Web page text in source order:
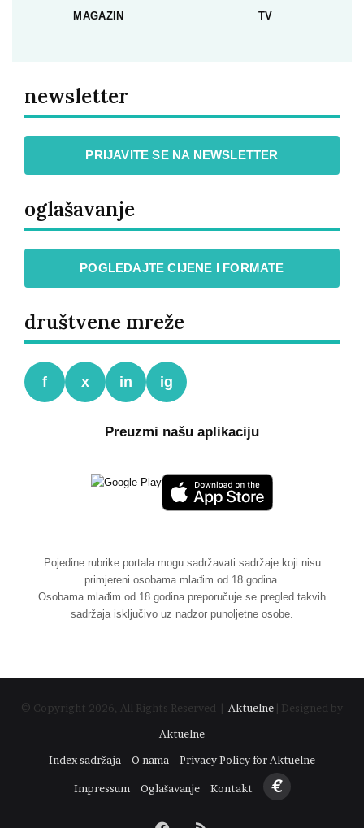
MAGAZIN TV
newsletter
PRIJAVITE SE NA NEWSLETTER
oglašavanje
POGLEDAJTE CIJENE I FORMATE
društvene mreže
f x in ig
Preuzmi našu aplikaciju
Pojedine rubrike portala mogu sadržavati sadržaje koji nisu
primjereni osobama mlađim od 18 godina.
Osobama mlađim od 18 godina preporučuje se pregled takvih
sadržaja isključivo uz nadzor punoljetne osobe.
© Copyright 2026, All Rights Reserved | Aktuelne | Designed by
Aktuelne
Index sadržaja
O nama Privacy Policy for Aktuelne
Impressum Oglašavanje Kontakt €